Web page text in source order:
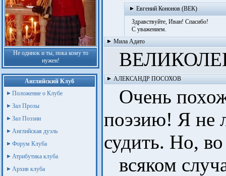
Не одинок и ты, пока кому то
нужен!
Английский Клуб
Положение о Клубе
Зал Прозы
Зал Поэзии
Английская дуэль
Форум Клуба
Атрибутика клуба
Архив клуба
Евгений Кононов (ВЕК)
Здравствуйте, Иван! Спасибо!
С уважением.
Мила Адато
АЛЕКСАНДР ПОСОХОВ
Очень
поэзию! Я не
судить. Но, во
всяком